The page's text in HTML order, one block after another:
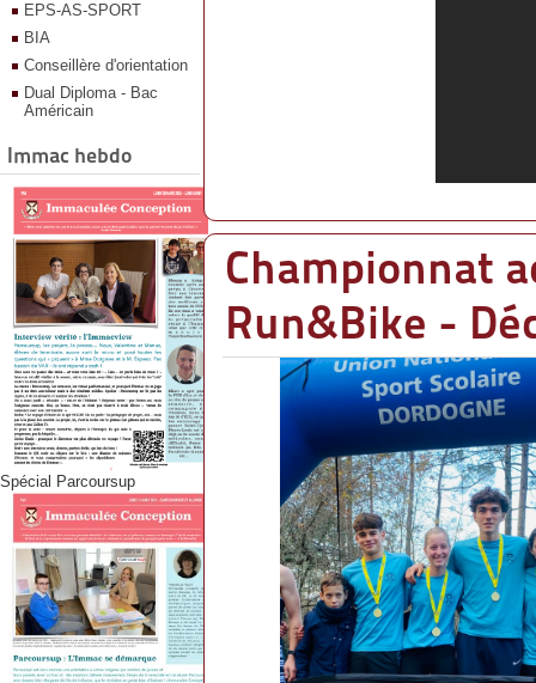
EPS-AS-SPORT
BIA
Conseillère d'orientation
Dual Diploma - Bac
Américain
Immac hebdo
Spécial Parcoursup
Championnat
Run&Bike -